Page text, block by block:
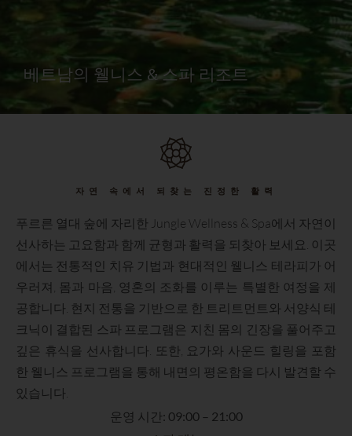
베트남의 웰니스 & 스파 리조트
자연 속에서 되찾는 진정한 활력
푸르른 열대 숲에 자리한 Jungle Wellness & Spa에서 자연이
선사하는 고요함과 함께 균형과 활력을 되찾아 보세요. 이곳
에서는 전통적인 치유 기법과 현대적인 웰니스 테라피가 어
우러져, 몸과 마음, 영혼의 조화를 이루는 특별한 여정을 제
공합니다. 현지 전통을 기반으로 한 트리트먼트와 서양식 테
크닉이 결합된 스파 프로그램은 지친 몸의 긴장을 풀어주고
깊은 휴식을 선사합니다. 또한, 요가와 사운드 힐링을 포함
한 웰니스 프로그램을 통해 내면의 평온함을 다시 발견할 수
있습니다.
운영 시간: 09:00 – 21:00